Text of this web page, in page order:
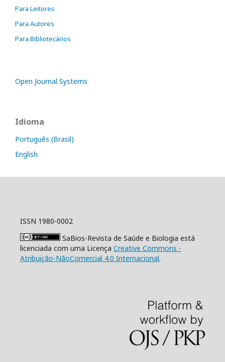
Para Leitores
Para Autores
Para Bibliotecários
Open Journal Systems
Idioma
Português (Brasil)
English
ISSN 1980-0002
SaBios-Revista de Saúde e Biologia está
licenciada com uma Licença Creative Commons -
Atribuição-NãoComercial 4.0 Internacional.